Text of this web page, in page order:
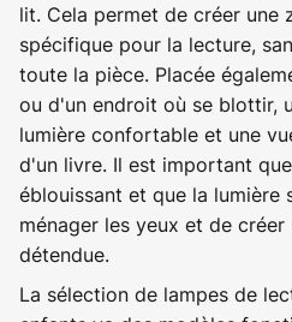
lit. Cela permet de créer une
spécifique pour la lecture,
toute la pièce. Placée
ou d'un endroit où se blottir,
lumière confortable et une
d'un livre. Il est important
éblouissant et que la lumière
ménager les yeux et de
détendue.
La sélection de lampes de